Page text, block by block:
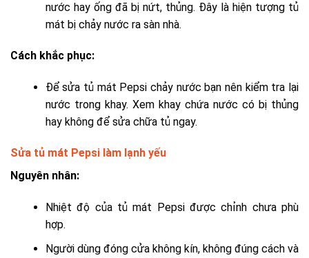
nước hay ống đã bị nứt, thủng. Đây là hiện tượng tủ
mát bị chảy nước ra sàn nhà.
Cách khắc phục:
Để sửa tủ mát Pepsi chảy nước bạn nên kiểm tra lại
nước trong khay. Xem khay chứa nước có bị thủng
hay không để sửa chữa tủ ngay.
Sửa tủ mát Pepsi làm lạnh yếu
Nguyên nhân:
Nhiệt độ của tủ mát Pepsi được chỉnh chưa phù
hợp.
Người dùng đóng cửa không kín, không đúng cách và